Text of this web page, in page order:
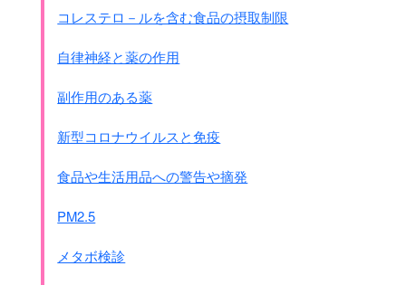
コレステロ－ルを含む食品の摂取制限
自律神経と薬の作用
副作用のある薬
新型コロナウイルスと免疫
食品や生活用品への警告や摘発
PM2.5
メタボ検診